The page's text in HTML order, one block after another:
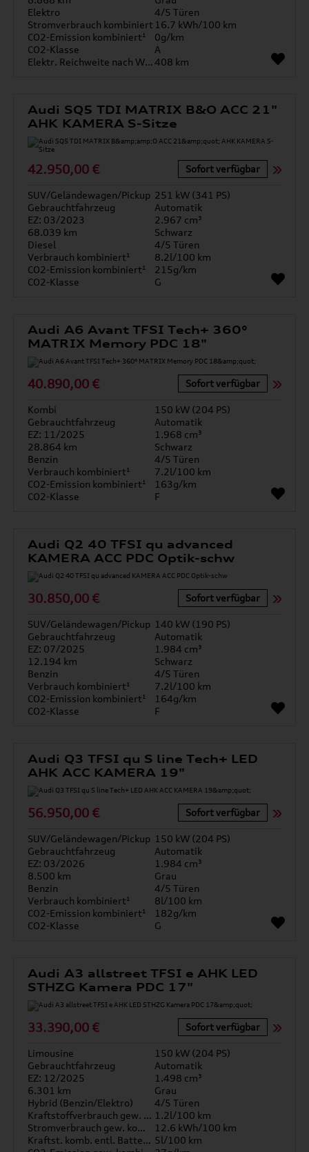
Elektro
4/5 Türen
Stromverbrauch kombiniert 16.7 kWh/100 km
CO2-Emission kombiniert¹
0g/km
CO2-Klasse
A
Elektr. Reichweite nach WLTP*408 km
Audi SQ5 TDI MATRIX B&O ACC 21"
AHK KAMERA S-Sitze
42.950,00 € Sofort verfügbar
SUV/Geländewagen/Pickup 251 kW (341 PS)
Gebrauchtfahrzeug
Automatik
EZ: 03/2023
2.967 cm³
68.039 km
Schwarz
Diesel
4/5 Türen
Verbrauch kombiniert¹
8.2l/100 km
CO2-Emission kombiniert¹
215g/km
CO2-Klasse
G
Audi A6 Avant TFSI Tech+ 360°
MATRIX Memory PDC 18"
40.890,00 € Sofort verfügbar
Kombi
150 kW (204 PS)
Gebrauchtfahrzeug
Automatik
EZ: 11/2025
1.968 cm³
28.864 km
Schwarz
Benzin
4/5 Türen
Verbrauch kombiniert¹
7.2l/100 km
CO2-Emission kombiniert¹
163g/km
CO2-Klasse
F
Audi Q2 40 TFSI qu advanced
KAMERA ACC PDC Optik-schw
30.850,00 € Sofort verfügbar
SUV/Geländewagen/Pickup 140 kW (190 PS)
Gebrauchtfahrzeug
Automatik
EZ: 07/2025
1.984 cm³
12.194 km
Schwarz
Benzin
4/5 Türen
Verbrauch kombiniert¹
7.2l/100 km
CO2-Emission kombiniert¹
164g/km
CO2-Klasse
F
Audi Q3 TFSI qu S line Tech+ LED
AHK ACC KAMERA 19"
56.950,00 € Sofort verfügbar
SUV/Geländewagen/Pickup 150 kW (204 PS)
Gebrauchtfahrzeug
Automatik
EZ: 03/2026
1.984 cm³
8.500 km
Grau
Benzin
4/5 Türen
Verbrauch kombiniert¹
8l/100 km
CO2-Emission kombiniert¹
182g/km
CO2-Klasse
G
Audi A3 allstreet TFSI e AHK LED
STHZG Kamera PDC 17"
33.390,00 € Sofort verfügbar
Limousine
150 kW (204 PS)
Gebrauchtfahrzeug
Automatik
EZ: 12/2025
1.498 cm³
6.301 km
Grau
Hybrid (Benzin/Elektro)
4/5 Türen
Kraftstoffverbrauch gew. kombiniert 1.2l/100 km
Stromverbrauch gew. kombiniert
12.6 kWh/100 km
Kraftst. komb. entl. Batterie 5l/100 km